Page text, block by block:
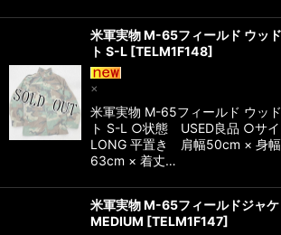
米軍実物 M-65フィールド ウッ
ト S-L [TELM1F148]
×
米軍実物 M-65フィールド ウッ
ト S-L ○状態 USED良品 ○サ
LONG 平置き 肩幅50cm × 身
63cm × 着丈…
米軍実物 M-65フィールドジャ
MEDIUM [TELM1F147]